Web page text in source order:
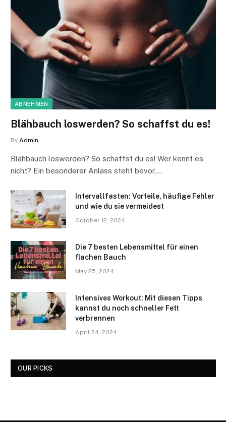
ABNEHMEN
Blähbauch loswerden? So schaffst du es!
By Admin
Blähbauch loswerden? So schaffst du es! Wer kennt es
nicht? Ein besonderer Anlass steht bevor,…
Intervallfasten: Vorteile, häufige Fehler
und wie du sie vermeidest
October 12, 2024
Die 7 besten Lebensmittel für einen
flachen Bauch
May 25, 2024
Intensives Workout: Mit diesen Tipps
kannst du noch schneller Fett
verbrennen
April 24, 2024
OUR PICKS